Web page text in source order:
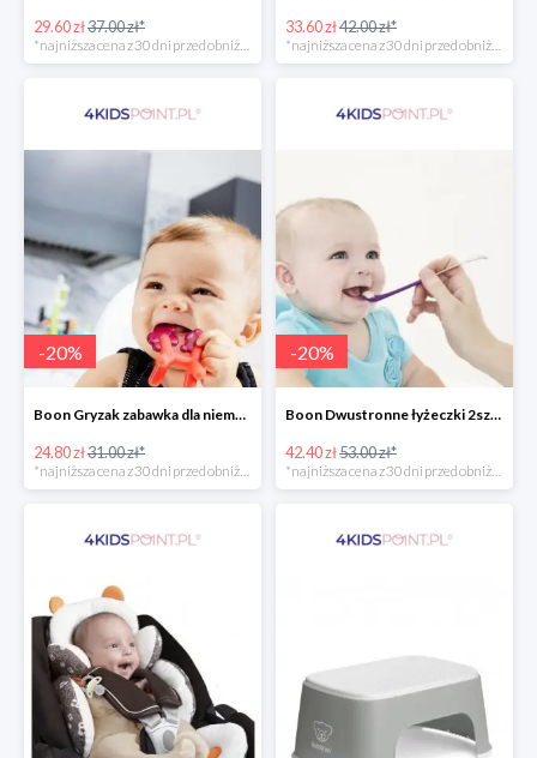
29.60 zł37.00 zł*
*najniższa cena z 30 dni przed obniżką
33.60 zł42.00 zł*
*najniższa cena z 30 dni przed obniżką
-20%
Boon Gryzak zabawka dla niemowlaka jednorożec Prance -20%
24.80 zł31.00 zł*
-20%
Boon Dwustronne łyżeczki 2szt. Orange -20%
42.40 zł53.00 zł*